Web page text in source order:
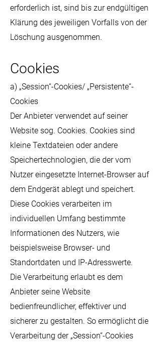
erforderlich ist, sind bis zur endgültigen
Klärung des jeweiligen Vorfalls von der
Löschung ausgenommen.
Cookies
a) „Session“-Cookies/ „Persistente“-
Cookies
Der Anbieter verwendet auf seiner
Website sog. Cookies. Cookies sind
kleine Textdateien oder andere
Speichertechnologien, die der vom
Nutzer eingesetzte Internet-Browser auf
dem Endgerät ablegt und speichert.
Diese Cookies verarbeiten im
individuellen Umfang bestimmte
Informationen des Nutzers, wie
beispielsweise Browser- und
Standortdaten und IP-Adresswerte.
Die Verarbeitung erlaubt es dem
Anbieter seine Website
bedienfreundlicher, effektiver und
sicherer zu gestalten. So ermöglicht die
Verarbeitung der „Session“-Cookies